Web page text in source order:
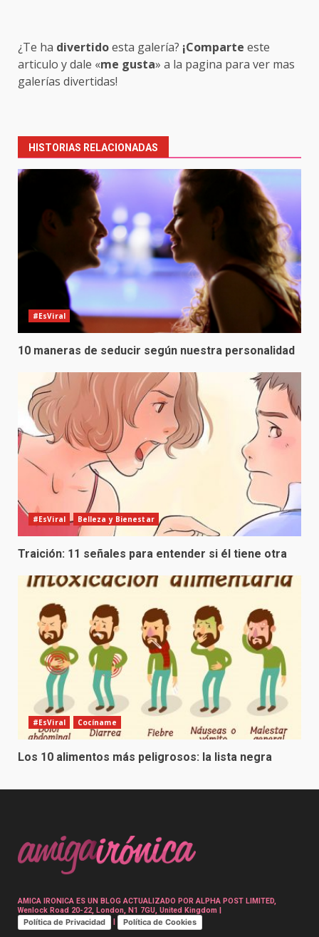
¿Te ha divertidoesta galería? ¡Comparte este
articulo y dale «me gusta» a la pagina para ver mas
galerías divertidas!
navigation
HISTORIAS RELACIONADAS
#EsViral
10 maneras de seducir según nuestra personalidad
#EsViral Belleza y Bienestar
Traición: 11 señales para entender si él tiene otra
#EsViral Cocíname
Los 10 alimentos más peligrosos: la lista negra
AMICA IRONICA ES UN BLOG ACTUALIZADO POR ALPHA POST LIMITED,
Wenlock Road 20-22, London, N1 7GU, United Kingdom |
Política de Privacidad | Política de Cookies